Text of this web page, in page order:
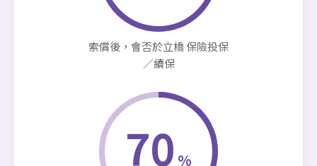
索償後，會否於立橋 保險投保
／續保
70%